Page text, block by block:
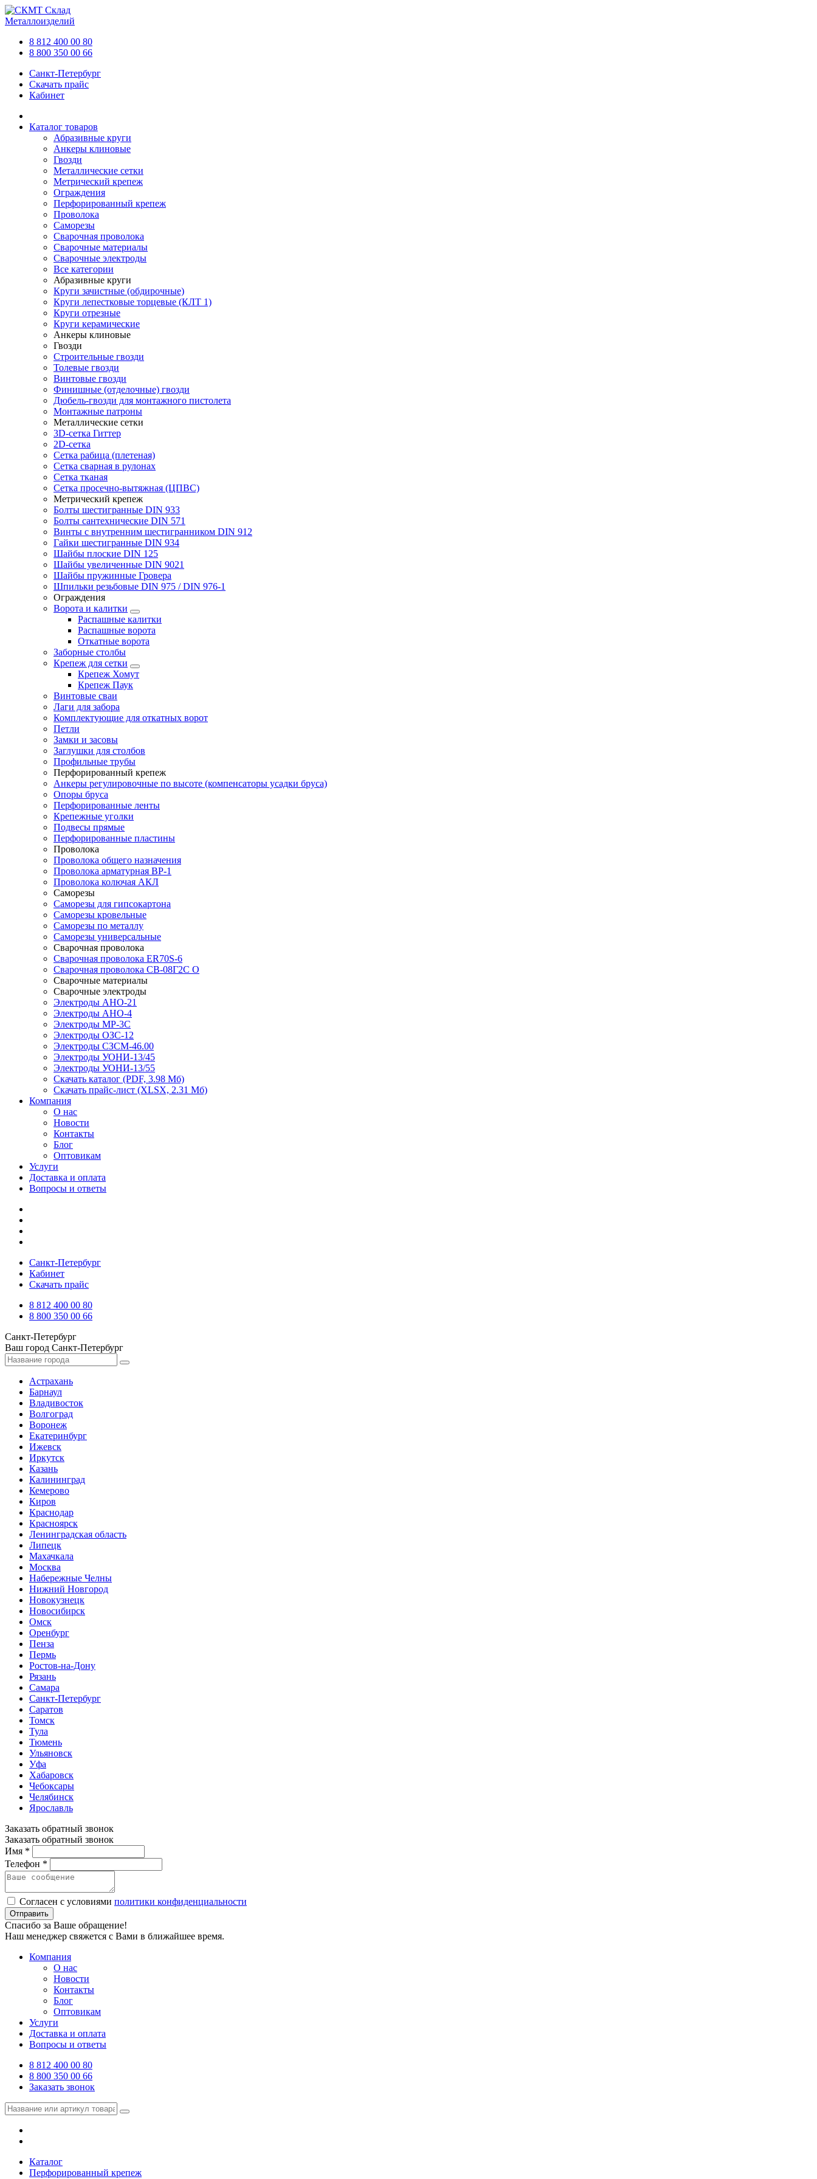
Склад
Металлоизделий
8 812 400 00 80
8 800 350 00 66
Санкт-Петербург
Скачать прайс
Кабинет
Каталог товаров
Абразивные круги
Анкеры клиновые
Гвозди
Металлические сетки
Метрический крепеж
Ограждения
Перфорированный крепеж
Проволока
Саморезы
Сварочная проволока
Сварочные материалы
Сварочные электроды
Все категории
Абразивные круги
Круги зачистные (обдирочные)
Круги лепестковые торцевые (КЛТ 1)
Круги отрезные
Круги керамические
Анкеры клиновые
Гвозди
Строительные гвозди
Толевые гвозди
Винтовые гвозди
Финишные (отделочные) гвозди
Дюбель-гвозди для монтажного пистолета
Монтажные патроны
Металлические сетки
3D-сетка Гиттер
2D-сетка
Сетка рабица (плетеная)
Сетка сварная в рулонах
Сетка тканая
Сетка просечно-вытяжная (ЦПВС)
Метрический крепеж
Болты шестигранные DIN 933
Болты сантехнические DIN 571
Винты с внутренним шестигранником DIN 912
Гайки шестигранные DIN 934
Шайбы плоские DIN 125
Шайбы увеличенные DIN 9021
Шайбы пружинные Гровера
Шпильки резьбовые DIN 975 / DIN 976-1
Ограждения
Ворота и калитки
Распашные калитки
Распашные ворота
Откатные ворота
Заборные столбы
Крепеж для сетки
Крепеж Хомут
Крепеж Паук
Винтовые сваи
Лаги для забора
Комплектующие для откатных ворот
Петли
Замки и засовы
Заглушки для столбов
Профильные трубы
Перфорированный крепеж
Анкеры регулировочные по высоте (компенсаторы усадки бруса)
Опоры бруса
Перфорированные ленты
Крепежные уголки
Подвесы прямые
Перфорированные пластины
Проволока
Проволока общего назначения
Проволока арматурная ВР-1
Проволока колючая АКЛ
Саморезы
Саморезы для гипсокартона
Саморезы кровельные
Саморезы по металлу
Саморезы универсальные
Сварочная проволока
Сварочная проволока ER70S-6
Сварочная проволока СВ-08Г2С О
Сварочные материалы
Сварочные электроды
Электроды АНО-21
Электроды АНО-4
Электроды МР-3С
Электроды ОЗС-12
Электроды СЗСМ-46.00
Электроды УОНИ-13/45
Электроды УОНИ-13/55
Скачать каталог (PDF, 3.98 Мб)
Скачать прайс-лист (XLSX, 2.31 Мб)
Компания
О нас
Новости
Контакты
Блог
Оптовикам
Услуги
Доставка и оплата
Вопросы и ответы
Санкт-Петербург
Кабинет
Скачать прайс
8 812 400 00 80
8 800 350 00 66
Санкт-Петербург
Ваш город Санкт-Петербург
Астрахань
Барнаул
Владивосток
Волгоград
Воронеж
Екатеринбург
Ижевск
Иркутск
Казань
Калининград
Кемерово
Киров
Краснодар
Красноярск
Ленинградская область
Липецк
Махачкала
Москва
Набережные Челны
Нижний Новгород
Новокузнецк
Новосибирск
Омск
Оренбург
Пенза
Пермь
Ростов-на-Дону
Рязань
Самара
Санкт-Петербург
Саратов
Томск
Тула
Тюмень
Ульяновск
Уфа
Хабаровск
Чебоксары
Челябинск
Ярославль
Заказать обратный звонок
Заказать обратный звонок
Имя *
Телефон *
Согласен с условиями политики конфиденциальности
Отправить
Спасибо за Ваше обращение!
Наш менеджер свяжется с Вами в ближайшее время.
Компания
О нас
Новости
Контакты
Блог
Оптовикам
Услуги
Доставка и оплата
Вопросы и ответы
8 812 400 00 80
8 800 350 00 66
Заказать звонок
Каталог
Перфорированный крепеж